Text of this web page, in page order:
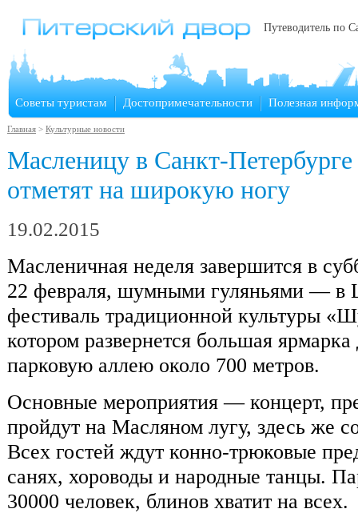
Путеводитель по
Советы туристам Достопримечательности Полезная
Главная > Культурные новости
Масленицу в Санкт-Петербурге
отметят на широкую ногу
19.02.2015
Масленичная неделя завершится в
22 февраля, шумными гуляньями —
фестиваль традиционной культуры
котором развернется большая
парковую аллею около 700 метров.
Основные мероприятия — концерт,
пройдут на Масляном лугу, здесь же
Всех гостей ждут конно-трюковые
санях, хороводы и народные танцы.
30000 человек, блинов хватит на всех.